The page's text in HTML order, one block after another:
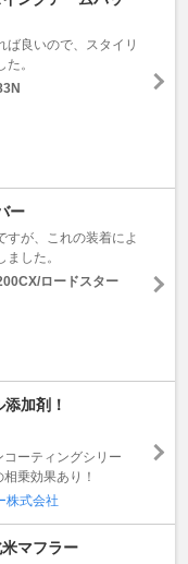
ば良いので、スタイリ
。
ー
すが、これの装着によ
した。
ロードスター
加剤！
ーティングシリー
乗効果あり！
株式会社
マフラー